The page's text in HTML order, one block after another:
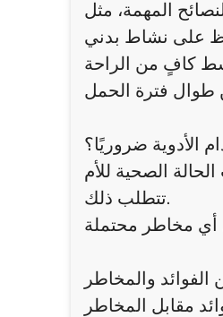
على نشاط بدني
الأدوية ضروريًا؟
الصحية للأم
تتطلب ذلك.
الفوائد والمخاطر